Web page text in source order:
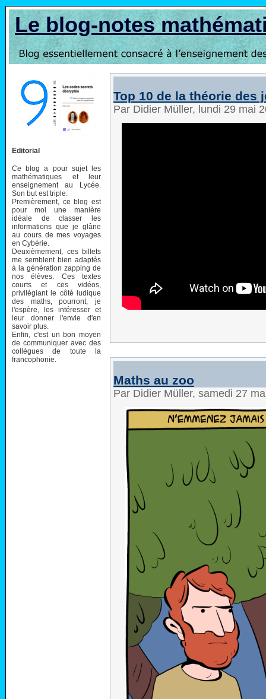
Le blog-notes
Editorial
Ce blog a pour sujet les
mathématiques et leur
enseignement au Lycée.
Son but est triple.
Premièrement, ce blog est
pour moi une manière
idéale de classer les
informations que je glâne
au cours de mes voyages
en Cybérie.
Deuxièmement, ces billets
me semblent bien adaptés
à la génération zapping de
nos élèves. Ces textes
courts et ces vidéos,
privilégiant le côté ludique
des maths, pourront, je
l'espère, les intéresser et
leur donner l'envie d'en
savoir plus.
Enfin, c'est un bon moyen
de communiquer avec des
collègues de toute la
francophonie.
Top 10 de la théorie des
Par Didier Müller, lundi 29 mai
Maths au zoo
Par Didier Müller, samedi 27